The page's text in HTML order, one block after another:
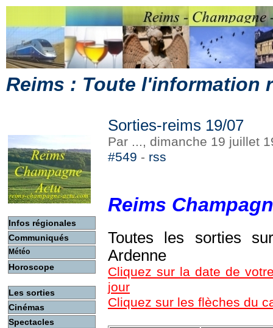
Reims : Toute l'information
Infos régionales
Communiqués
Météo
Horoscope
Les sorties
Cinémas
Spectacles
Sorties-reims 19/07
Par ..., dimanche 19 juillet
#549 - rss
Reims
Toutes les sorties
Ardenne
Cliquez sur la date de
jour
Cliquez sur les flèches du